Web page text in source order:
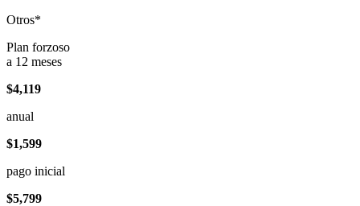
Otros*
Plan forzoso
a 12 meses
$4,119
anual
$1,599
pago inicial
$5,799